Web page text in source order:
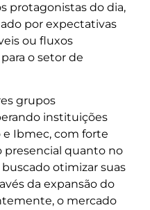
protagonistas do dia,
por expectativas
ou fluxos
o setor de
grupos
instituições
Ibmec, com forte
presencial quanto no
otimizar suas
da expansão do
o mercado